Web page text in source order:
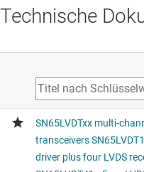
Technische